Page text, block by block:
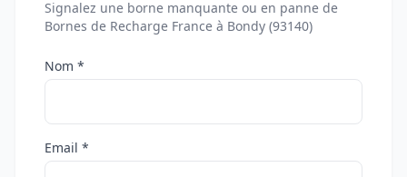
Signalez une borne manquante ou en panne de
Bornes de Recharge France à Bondy (93140)
Nom *
Email *